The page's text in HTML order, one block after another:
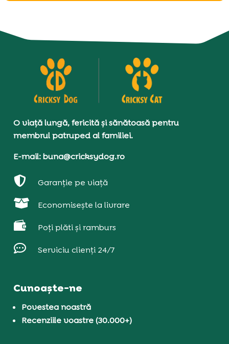
O viață lungă, fericită și sănătoasă pentru
membrul patruped al familiei.
E-mail: buna@cricksydog.ro
 Garanție pe viață
 Economisește la livrare
 Poți plăti și ramburs
 Serviciu clienți 24/7
Cunoaște-ne
Povestea noastră
Recenziile voastre (30.000+)